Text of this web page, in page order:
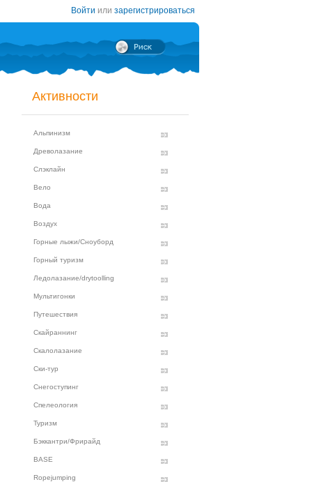
Войти или зарегистрироваться
Активности
Альпинизм
Древолазание
Слэклайн
Вело
Вода
Воздух
Горные лыжи/Сноуборд
Горный туризм
Ледолазание/drytoolling
Мультигонки
Путешествия
Скайраннинг
Скалолазание
Ски-тур
Снегоступинг
Спелеология
Туризм
Бэккантри/Фрирайд
BASE
Ropejumping